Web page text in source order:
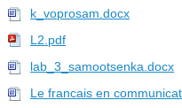
k_voprosam.docx
L2.pdf
lab_3_samootsenka.docx
Le francais en